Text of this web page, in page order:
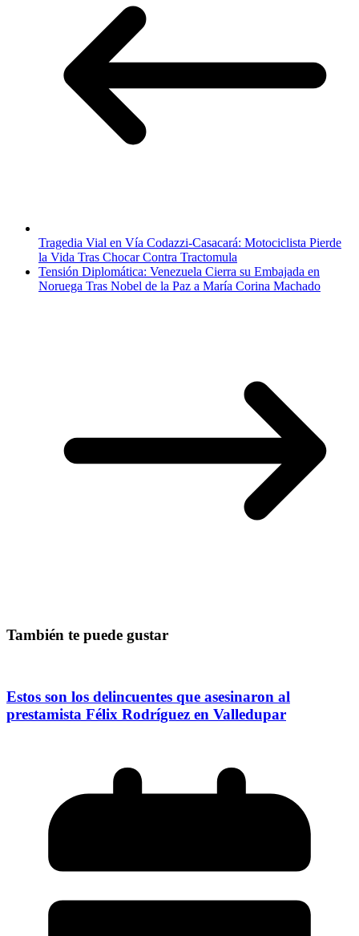
Tragedia Vial en Vía Codazzi-Casacará: Motociclista Pierde
la Vida Tras Chocar Contra Tractomula
Tensión Diplomática: Venezuela Cierra su Embajada en
Noruega Tras Nobel de la Paz a María Corina Machado
También te puede gustar
Estos son los delincuentes que asesinaron al
prestamista Félix Rodríguez en Valledupar